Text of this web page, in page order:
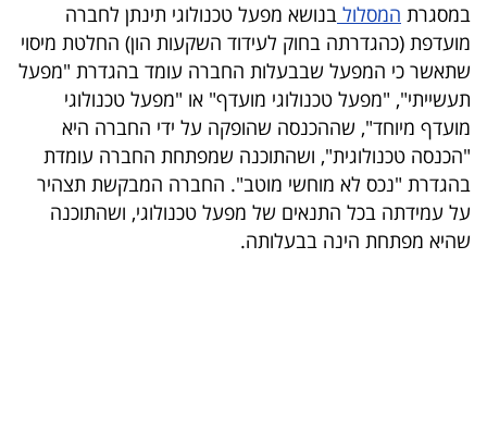
ולימודים
מינויים
רייטינג
רכב
בריאות
במסגרת המסלול בנושא מפעל טכנולוגי תינתן לחברה
מועדפת (כהגדרתה בחוק לעידוד השקעות הון) החלטת מיסוי
שתאשר כי המפעל שבבעלות החברה עומד בהגדרת "מפעל
תעשייתי", "מפעל טכנולוגי מועדף" או "מפעל טכנולוגי
מועדף מיוחד", שההכנסה שהופקה על ידי החברה היא
"הכנסה טכנולוגית", ושהתוכנה שמפתחת החברה עומדת
בהגדרת "נכס לא מוחשי מוטב". החברה המבקשת תצהיר
על עמידתה בכל התנאים של מפעל טכנולוגי, ושהתוכנה
שהיא מפתחת הינה בבעלותה.